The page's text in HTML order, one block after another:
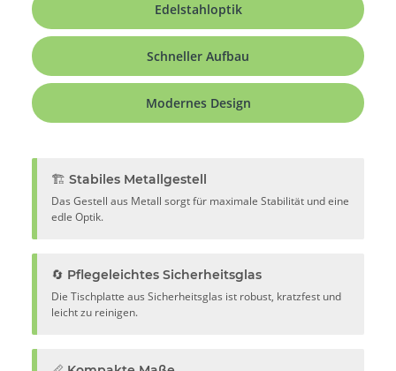
Edelstahloptik
Schneller Aufbau
Modernes Design
🏗️ Stabiles Metallgestell
Das Gestell aus Metall sorgt für maximale Stabilität und eine
edle Optik.
🔄 Pflegeleichtes Sicherheitsglas
Die Tischplatte aus Sicherheitsglas ist robust, kratzfest und
leicht zu reinigen.